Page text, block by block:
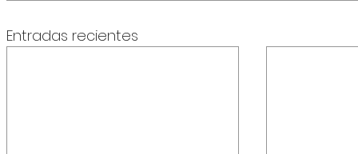
Entradas recientes